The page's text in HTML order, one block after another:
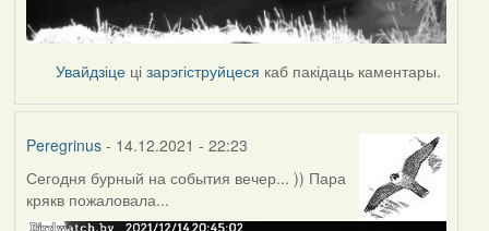
Увайдзіце цізарэгіструйцеся каб пакідаць каментары.
Peregrinus- 14.12.2021 - 22:23
Сегодня бурный на события вечер... )) Пара
крякв пожаловала...